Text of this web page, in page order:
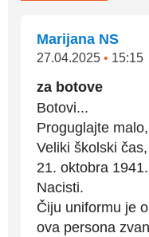
Marijana NS
27.04.2025 • 15:15
za botove
Botovi...
Proguglajte
Veliki školski
21. oktobra
Nacisti.
Čiju uniformu je
ova persona